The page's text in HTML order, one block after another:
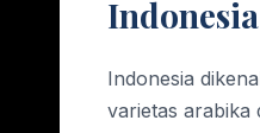
Indonesia
varietas arabika